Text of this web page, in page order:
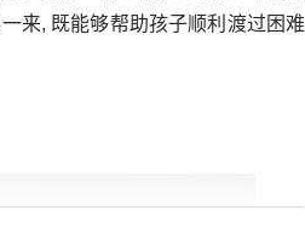
来, 既能够帮助孩子顺利渡过困难